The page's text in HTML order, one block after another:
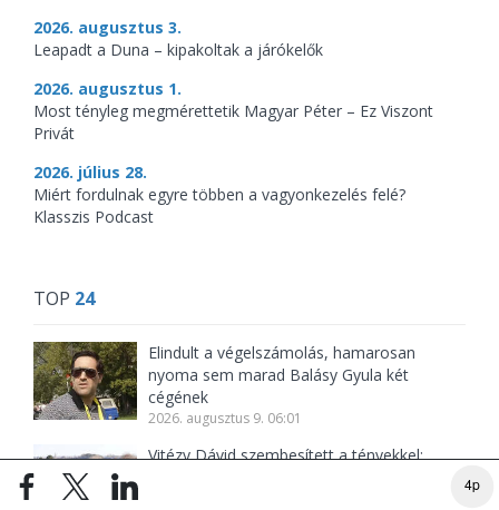
4p
2026. augusztus 3.
Leapadt a Duna – kipakoltak a járókelők
2026. augusztus 1.
Most tényleg megmérettetik Magyar Péter – Ez Viszont
Privát
2026. július 28.
Miért fordulnak egyre többen a vagyonkezelés felé?
Klasszis Podcast
TOP 24
Elindult a végelszámolás, hamarosan
nyoma sem marad Balásy Gyula két
cégének
2026. augusztus 9. 06:01
Vitézy Dávid szembesített a tényekkel: